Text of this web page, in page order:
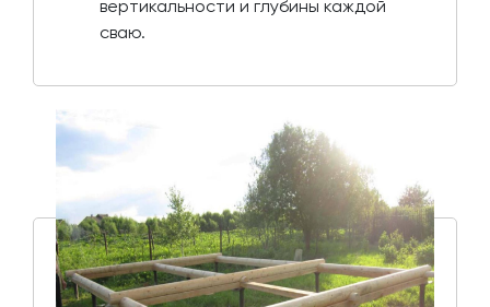
вертикальности и глубины каждой
сваю.